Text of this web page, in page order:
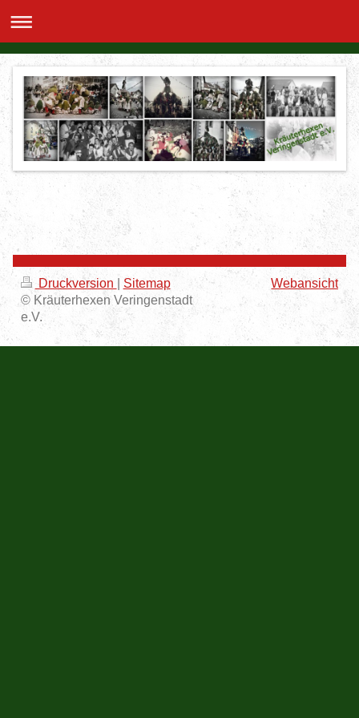
Druckversion
Sitemap
© Kräuterhexen Veringenstadt
e.V.
Webansicht